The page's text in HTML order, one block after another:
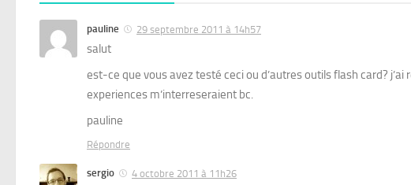
pauline 29 septembre 2011 à 14h57
salut
est-ce que vous avez testé ceci ou d’autres outils flash card?
experiences m’interreseraient bc.
pauline
Répondre
sergio 4 octobre 2011 à 11h26